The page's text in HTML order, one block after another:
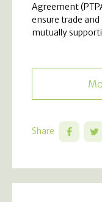
Agreement
ensure trade
mutually
Share